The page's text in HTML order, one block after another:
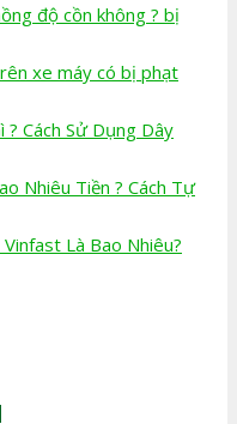
độ cồn không ? bị
xe máy có bị phạt
? Cách Sử Dụng Dây
Nhiêu Tiền ? Cách Tự
Là Bao Nhiêu?